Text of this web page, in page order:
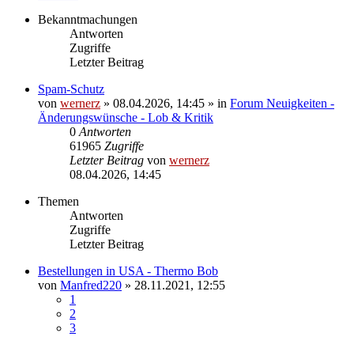
Bekanntmachungen
Antworten
Zugriffe
Letzter Beitrag
Spam-Schutz
von wernerz » 08.04.2026, 14:45 » in Forum Neuigkeiten -
Änderungswünsche - Lob & Kritik
0 Antworten
61965 Zugriffe
Letzter Beitrag von wernerz
08.04.2026, 14:45
Themen
Antworten
Zugriffe
Letzter Beitrag
Bestellungen in USA - Thermo Bob
von Manfred220 » 28.11.2021, 12:55
1
2
3